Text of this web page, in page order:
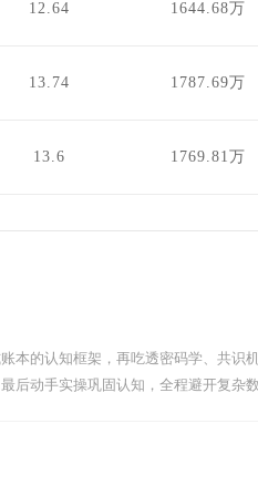
12.64 1644.68万
13.74 1787.69万
13.6 1769.81万
本的认知框架，再吃透密码学、共识
后动手实操巩固认知，全程避开复杂